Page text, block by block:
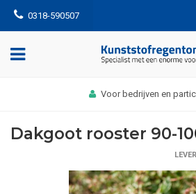
0318-590507
Voor bedrijven en
Dakgoot rooster 90-